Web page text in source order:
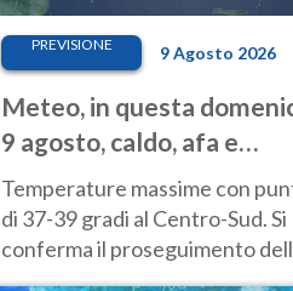
PREVISIONE 9 Agosto 2026
Meteo, in questa
9 agosto, caldo, afa e
temporali di calore
Temperature massime con
di 37-39 gradi al Centro-Sud. Si
conferma il proseguimento
calura fino almeno a tutto il